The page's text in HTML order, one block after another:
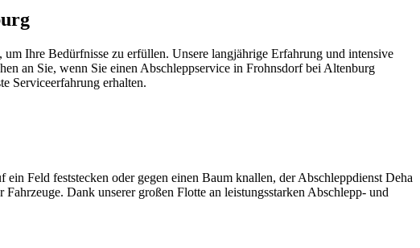
Ihre Bedürfnisse zu erfüllen. Unsere langjährige Erfahrung und intensive
an Sie, wenn Sie einen Abschleppservice in Frohnsdorf bei Altenburg
Serviceerfahrung erhalten.
Feld feststecken oder gegen einen Baum knallen, der Abschleppdienst Deha
Dank unserer großen Flotte an leistungsstarken Abschlepp- und